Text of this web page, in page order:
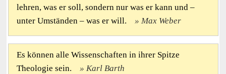
lehren, was er soll, sondern nur was er kann und –
unter Umständen – was er will.
Max Weber
Es können alle Wissenschaften in ihrer Spitze
Theologie sein.
Karl Barth